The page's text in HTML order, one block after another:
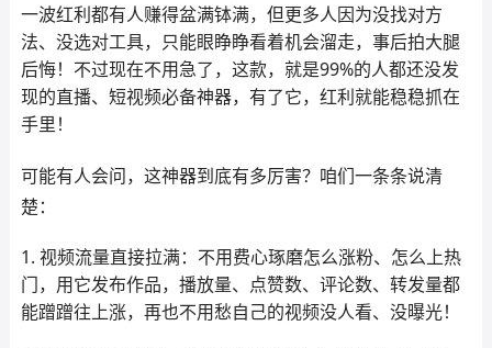
一波红利都有人赚得盆满钵满，但更多人因为没找对方
法、没选对工具，只能眼睁睁看着机会溜走，事后拍大腿
后悔！不过现在不用急了，这款，就是99%的人都还没发
现的直播、短视频必备神器，有了它，红利就能稳稳抓在
手里！
可能有人会问，这神器到底有多厉害？咱们一条条说清
楚：
1. 视频流量直接拉满：不用费心琢磨怎么涨粉、怎么上热
门，用它发布作品，播放量、点赞数、评论数、转发量都
能蹭蹭往上涨，再也不用愁自己的视频没人看、没曝光！